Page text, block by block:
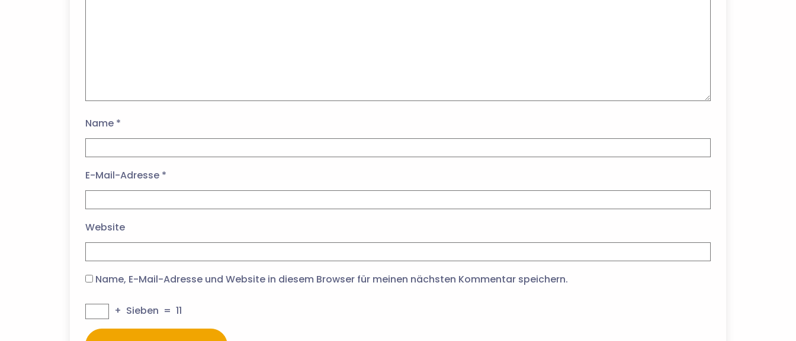
Name *
E-Mail-Adresse *
Website
Name, E-Mail-Adresse und Website in diesem Browser für meinen nächsten Kommentar speichern.
+ Sieben = 11